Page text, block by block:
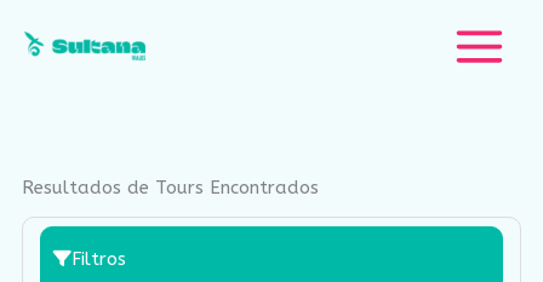
Resultados de Tours Encontrados
Filtros